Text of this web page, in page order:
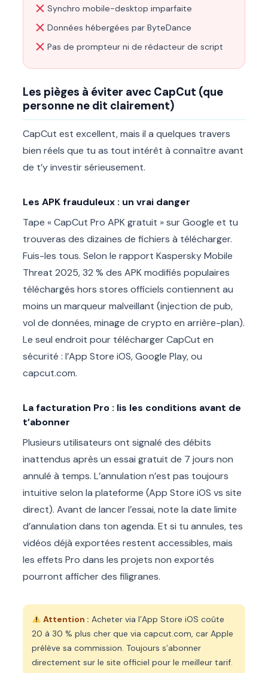
Synchro mobile-desktop imparfaite
Données hébergées par ByteDance
Pas de prompteur ni de rédacteur de script
Les pièges à éviter avec CapCut (que
personne ne dit clairement)
CapCut est excellent, mais il a quelques travers
bien réels que tu as tout intérêt à connaître avant
de t’y investir sérieusement.
Les APK frauduleux : un vrai danger
Tape « CapCut Pro APK gratuit » sur Google et tu
trouveras des dizaines de fichiers à télécharger.
Fuis-les tous. Selon le rapport Kaspersky Mobile
Threat 2025, 32 % des APK modifiés populaires
téléchargés hors stores officiels contiennent au
moins un marqueur malveillant (injection de pub,
vol de données, minage de crypto en arrière-plan).
Le seul endroit pour télécharger CapCut en
sécurité : l’App Store iOS, Google Play, ou
capcut.com.
La facturation Pro : lis les conditions avant de
t’abonner
Plusieurs utilisateurs ont signalé des débits
inattendus après un essai gratuit de 7 jours non
annulé à temps. L’annulation n’est pas toujours
intuitive selon la plateforme (App Store iOS vs site
direct). Avant de lancer l’essai, note la date limite
d’annulation dans ton agenda. Et si tu annules, tes
vidéos déjà exportées restent accessibles, mais
les effets Pro dans les projets non exportés
pourront afficher des filigranes.
Attention : Acheter via l’App Store iOS coûte
20 à 30 % plus cher que via capcut.com, car Apple
prélève sa commission. Toujours s’abonner
directement sur le site officiel pour le meilleur tarif.